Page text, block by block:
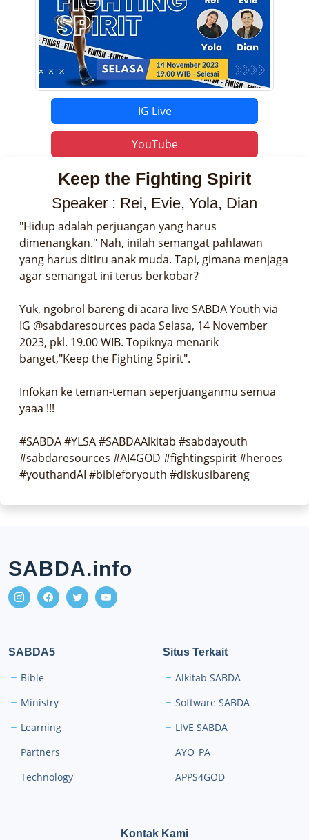
IG Live
YouTube
Keep the Fighting Spirit
Speaker : Rei, Evie, Yola, Dian
"Hidup adalah perjuangan yang harus
dimenangkan." Nah, inilah semangat pahlawan
yang harus ditiru anak muda. Tapi, gimana menjaga
agar semangat ini terus berkobar?
Yuk, ngobrol bareng di acara live SABDA Youth via
IG @sabdaresources pada Selasa, 14 November
2023, pkl. 19.00 WIB. Topiknya menarik
banget,"Keep the Fighting Spirit".
Infokan ke teman-teman seperjuanganmu semua
yaaa !!!
#SABDA #YLSA #SABDAAlkitab #sabdayouth
#sabdaresources #AI4GOD #fightingspirit #heroes
#youthandAI #bibleforyouth #diskusibareng
SABDA.info
SABDA5
Bible
Ministry
Learning
Partners
Technology
Situs Terkait
Alkitab SABDA
Software SABDA
LIVE SABDA
AYO_PA
APPS4GOD
Kontak Kami